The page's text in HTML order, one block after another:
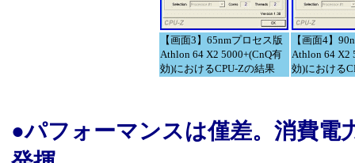
【画面3】65nmプロセス版
Athlon 64 X2 5000+(CnQ有
効)におけるCPU-Zの結果
【画面4】
Athlon 64 X2
効)における
●パフォーマンスは僅差。消費電